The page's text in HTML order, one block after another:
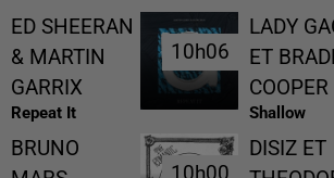
ED SHEERAN
& MARTIN
GARRIX
Repeat It
10h06
10h06
LADY
ET
COOPER
Shallow
BRUNO
DISIZ ET